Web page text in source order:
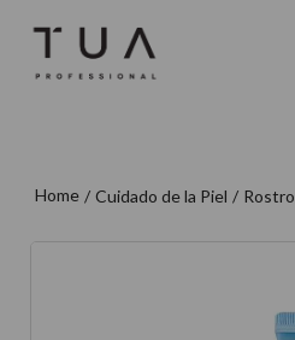
Cuidado de la Piel Rostro